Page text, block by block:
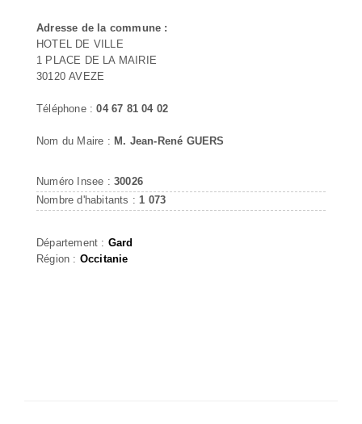
Adresse de la commune :
HOTEL DE VILLE
1 PLACE DE LA MAIRIE
30120 AVEZE
Téléphone :04 67 81 04 02
Nom du Maire : M. Jean-René GUERS
Numéro Insee : 30026
Nombre d'habitants : 1 073
Département : Gard
Région : Occitanie